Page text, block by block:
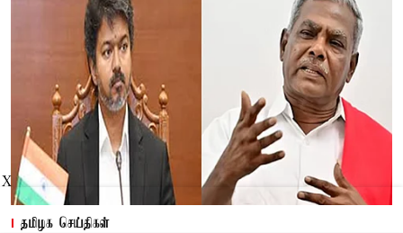
தமிழக செய்திகள்
X